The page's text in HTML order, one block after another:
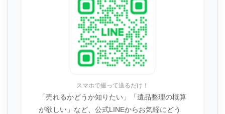
スマホで撮って送るだけ！
「売れるかどうか知りたい」「遺品整理の概算
が欲しい」など、公式LINEからお気軽にどう